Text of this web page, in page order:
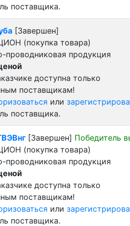
поставщика.
[Завершен]
(покупка товара)
проводниковая продукция
доступна только
поставщикам!
или
поставщика.
[Завершен] Победитель
(покупка товара)
проводниковая продукция
доступна только
поставщикам!
или
поставщика.